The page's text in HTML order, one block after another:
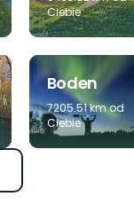
Ciebie
Boden
7205.51 km od
Ciebie